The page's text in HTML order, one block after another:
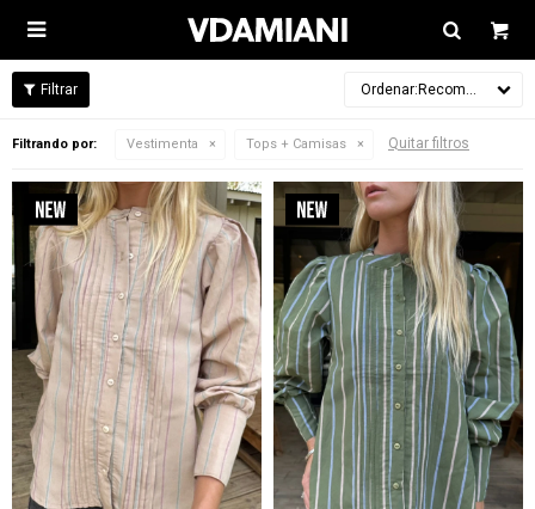

Recomendados
Filtrando por: Vestimenta Tops + Camisas Quitar filtros